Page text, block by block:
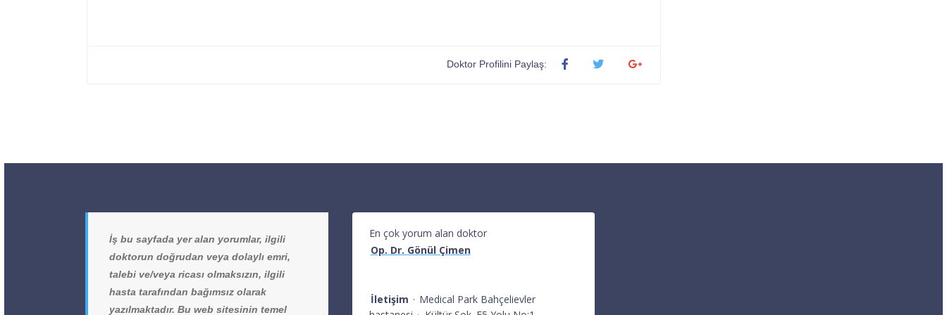
Doktor Profilini Paylaş:
İş bu sayfada yer alan yorumlar, ilgili
doktorun doğrudan veya dolaylı emri,
talebi ve/veya ricası olmaksızın, ilgili
hasta tarafından bağımsız olarak
yazılmaktadır. Bu web sitesinin temel
En çok yorum alan doktor
Op. Dr. Gönül Çimen
İletişim · Medical Park Bahçelievler